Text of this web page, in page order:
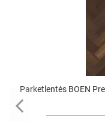
Parketlentės BOEN